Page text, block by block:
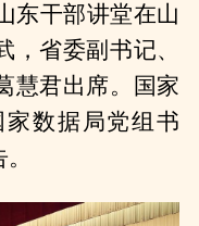
东干部讲堂在山
省委副书记、
慧君出席。国家
数据局党组书